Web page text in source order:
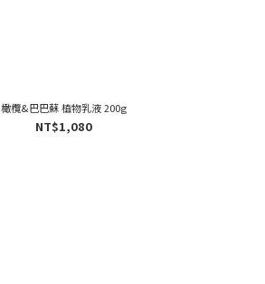
橄欖&巴巴蘇 植物乳液 200g
NT$1,080